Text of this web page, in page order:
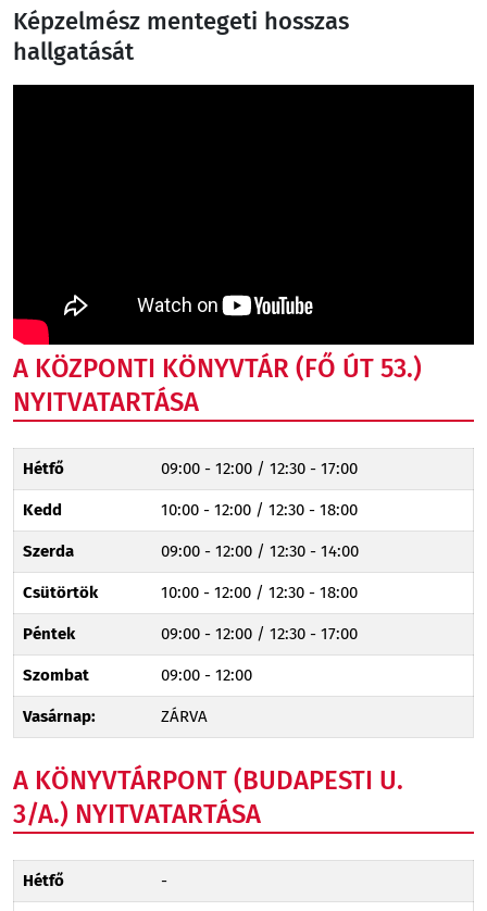
Képzelmész mentegeti hosszas
hallgatását
A KÖZPONTI KÖNYVTÁR (FŐ ÚT 53.)
NYITVATARTÁSA
Hétfő 09:00 - 12:00 / 12:30 - 17:00
Kedd 10:00 - 12:00 / 12:30 - 18:00
Szerda 09:00 - 12:00 / 12:30 - 14:00
Csütörtök 10:00 - 12:00 / 12:30 - 18:00
Péntek 09:00 - 12:00 / 12:30 - 17:00
Szombat 09:00 - 12:00
Vasárnap: ZÁRVA
A KÖNYVTÁRPONT (BUDAPESTI U.
3/A.) NYITVATARTÁSA
Hétfő -